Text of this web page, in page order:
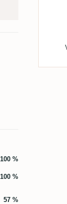
100 %
100 %
57 %